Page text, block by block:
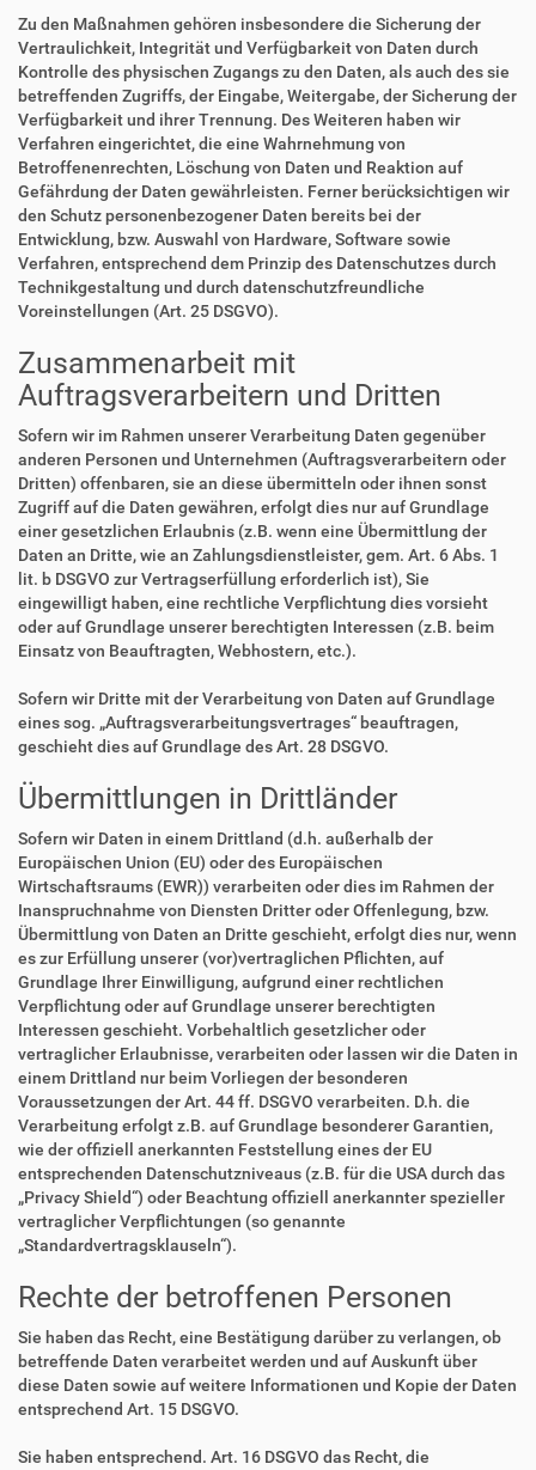
Zu den Maßnahmen gehören insbesondere die Sicherung der
Vertraulichkeit, Integrität und Verfügbarkeit von Daten durch
Kontrolle des physischen Zugangs zu den Daten, als auch des sie
betreffenden Zugriffs, der Eingabe, Weitergabe, der Sicherung der
Verfügbarkeit und ihrer Trennung. Des Weiteren haben wir
Verfahren eingerichtet, die eine Wahrnehmung von
Betroffenenrechten, Löschung von Daten und Reaktion auf
Gefährdung der Daten gewährleisten. Ferner berücksichtigen wir
den Schutz personenbezogener Daten bereits bei der
Entwicklung, bzw. Auswahl von Hardware, Software sowie
Verfahren, entsprechend dem Prinzip des Datenschutzes durch
Technikgestaltung und durch datenschutzfreundliche
Voreinstellungen (Art. 25 DSGVO).
Zusammenarbeit mit
Auftragsverarbeitern und Dritten
Sofern wir im Rahmen unserer Verarbeitung Daten gegenüber
anderen Personen und Unternehmen (Auftragsverarbeitern oder
Dritten) offenbaren, sie an diese übermitteln oder ihnen sonst
Zugriff auf die Daten gewähren, erfolgt dies nur auf Grundlage
einer gesetzlichen Erlaubnis (z.B. wenn eine Übermittlung der
Daten an Dritte, wie an Zahlungsdienstleister, gem. Art. 6 Abs. 1
lit. b DSGVO zur Vertragserfüllung erforderlich ist), Sie
eingewilligt haben, eine rechtliche Verpflichtung dies vorsieht
oder auf Grundlage unserer berechtigten Interessen (z.B. beim
Einsatz von Beauftragten, Webhostern, etc.).
Sofern wir Dritte mit der Verarbeitung von Daten auf Grundlage
eines sog. „Auftragsverarbeitungsvertrages“ beauftragen,
geschieht dies auf Grundlage des Art. 28 DSGVO.
Übermittlungen in Drittländer
Sofern wir Daten in einem Drittland (d.h. außerhalb der
Europäischen Union (EU) oder des Europäischen
Wirtschaftsraums (EWR)) verarbeiten oder dies im Rahmen der
Inanspruchnahme von Diensten Dritter oder Offenlegung, bzw.
Übermittlung von Daten an Dritte geschieht, erfolgt dies nur, wenn
es zur Erfüllung unserer (vor)vertraglichen Pflichten, auf
Grundlage Ihrer Einwilligung, aufgrund einer rechtlichen
Verpflichtung oder auf Grundlage unserer berechtigten
Interessen geschieht. Vorbehaltlich gesetzlicher oder
vertraglicher Erlaubnisse, verarbeiten oder lassen wir die Daten in
einem Drittland nur beim Vorliegen der besonderen
Voraussetzungen der Art. 44 ff. DSGVO verarbeiten. D.h. die
Verarbeitung erfolgt z.B. auf Grundlage besonderer Garantien,
wie der offiziell anerkannten Feststellung eines der EU
entsprechenden Datenschutzniveaus (z.B. für die USA durch das
„Privacy Shield“) oder Beachtung offiziell anerkannter spezieller
vertraglicher Verpflichtungen (so genannte
„Standardvertragsklauseln“).
Rechte der betroffenen Personen
Sie haben das Recht, eine Bestätigung darüber zu verlangen, ob
betreffende Daten verarbeitet werden und auf Auskunft über
diese Daten sowie auf weitere Informationen und Kopie der Daten
entsprechend Art. 15 DSGVO.
Sie haben entsprechend. Art. 16 DSGVO das Recht, die